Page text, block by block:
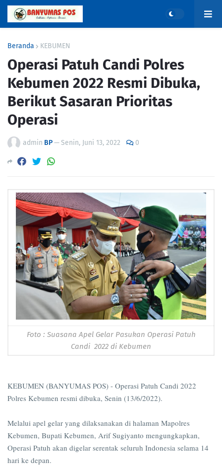
Beranda KEBUMEN
Operasi Patuh Candi Polres
Kebumen 2022 Resmi Dibuka,
Berikut Sasaran Prioritas
Operasi
admin BP—Senin, Juni 13, 2022 0
Foto : Suasana Apel Gelar Pasukan Operasi Patuh
Candi 2022 di Kebumen
KEBUMEN (BANYUMAS POS) - Operasi Patuh Candi 2022
Polres Kebumen resmi dibuka, Senin (13/6/2022).
Melalui apel gelar yang dilaksanakan di halaman Mapolres
Kebumen, Bupati Kebumen, Arif Sugiyanto mengungkapkan,
Operasi Patuh akan digelar serentak seluruh Indonesia selama 14
hari ke depan.